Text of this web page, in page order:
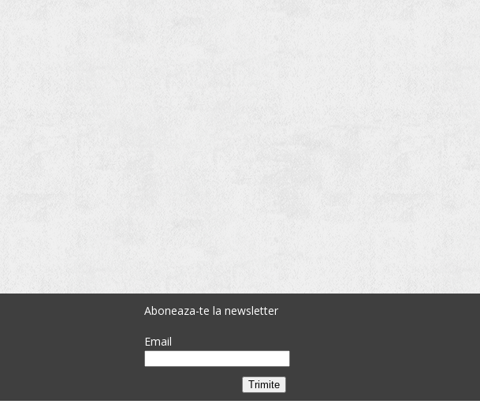
Aboneaza-te la newsletter
Email